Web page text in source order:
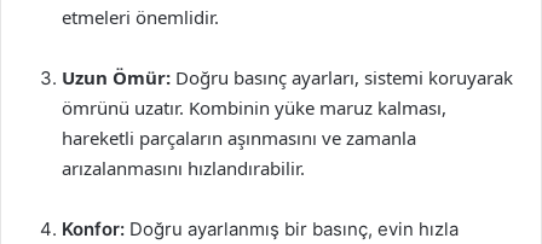
etmeleri önemlidir.
Uzun Ömür: Doğru basınç ayarları, sistemi koruyarak
ömrünü uzatır. Kombinin yüke maruz kalması,
hareketli parçaların aşınmasını ve zamanla
arızalanmasını hızlandırabilir.
Konfor: Doğru ayarlanmış bir basınç, evin hızla